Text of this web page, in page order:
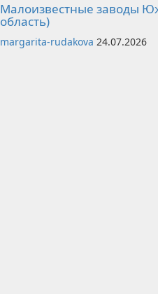
Малоизвестные заводы
область)
margarita-rudakova 24.07.2026